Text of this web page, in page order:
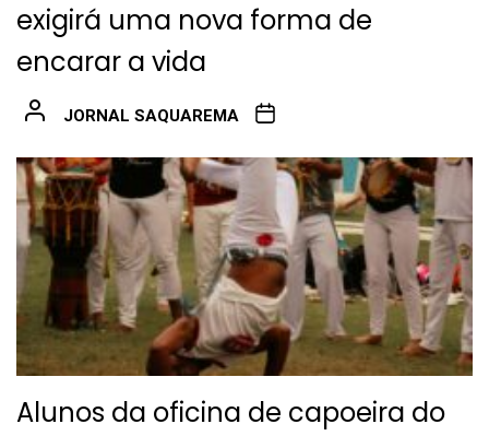
exigirá uma nova forma de
encarar a vida
JORNAL SAQUAREMA
Alunos da oficina de capoeira do